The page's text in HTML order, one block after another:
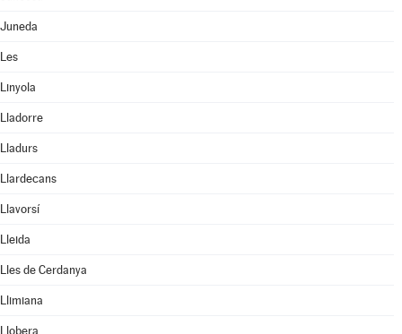
Juneda
Les
Linyola
Lladorre
Lladurs
Llardecans
Llavorsí
Lleida
Lles de Cerdanya
Llimiana
Llobera